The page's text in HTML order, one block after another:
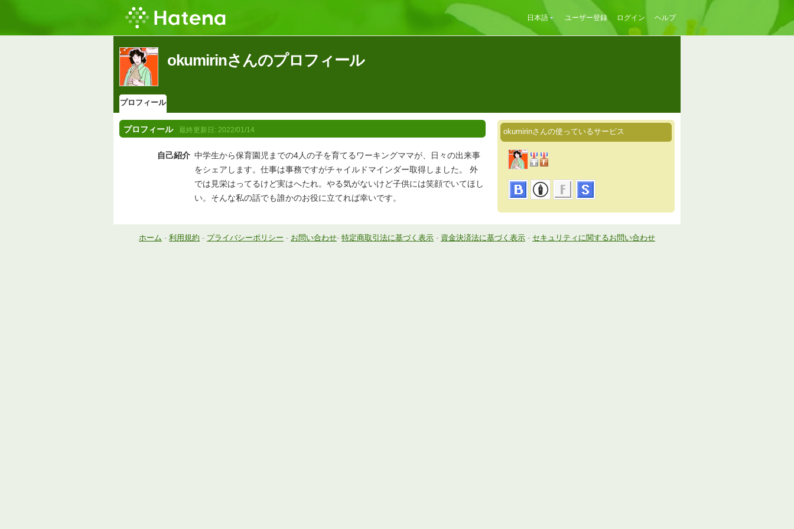
日本語 ユーザー登録 ログイン ヘルプ
okumirinさんのプロフィール
プロフィール
プロフィール 最終更新日: 2022/01/14
自己紹介 中学生から保育園児までの4人の子を育てるワーキングママが、日々の出来事
をシェアします。仕事は事務ですがチャイルドマインダー取得しました。 外
では見栄はってるけど実はへたれ。やる気がないけど子供には笑顔でいてほし
い。そんな私の話でも誰かのお役に立てれば幸いです。
okumirinさんの使っているサービス
ホーム - 利用規約 - プライバシーポリシー - お問い合わせ- 特定商取引法に基づく表示 - 資金決済法に基づく表示 - セキュリティに関するお問い合わせ